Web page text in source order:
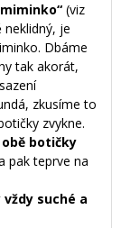
(viz
neklidný, je
Dbáme
tak akorát,
zkusíme to
zvykne.
botičky
pak teprve na
suché a